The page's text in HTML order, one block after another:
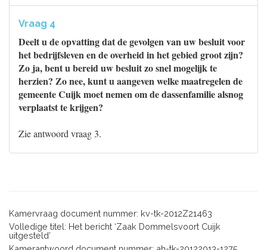
Vraag 4
Deelt u de opvatting dat de gevolgen van uw besluit voor
het bedrijfsleven en de overheid in het gebied groot zijn?
Zo ja, bent u bereid uw besluit zo snel mogelijk te
herzien? Zo nee, kunt u aangeven welke maatregelen de
gemeente Cuijk moet nemen om de dassenfamilie alsnog
verplaatst te krijgen?
Zie antwoord vraag 3.
Kamervraag document nummer: kv-tk-2012Z21463
Volledige titel: Het bericht ‘Zaak Dommelsvoort Cuijk
uitgesteld’